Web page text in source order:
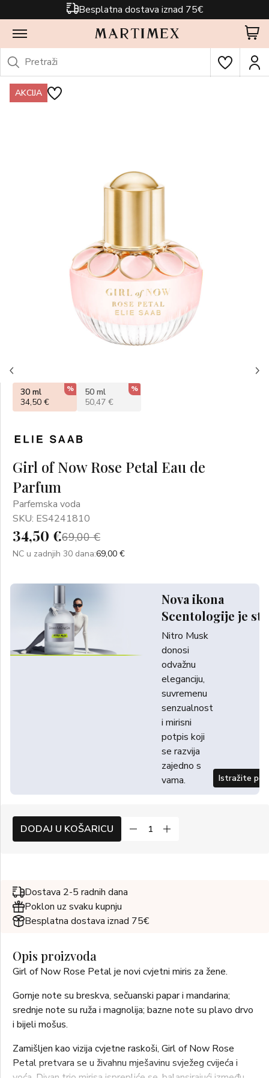
Besplatna dostava iznad 75€
AKCIJA
Girl of Now Rose Petal Eau de
Parfum
Parfemska voda
SKU: ES4241810
34,50 €69,00 €
NC u zadnjih 30 dana:69,00 €
Nova ikona
Scentologije je
Nitro Musk
donosi
odvažnu
eleganciju,
suvremenu
senzualnost
i mirisni
potpis koji
se razvija
zajedno s
vama.
Istražite
30 ml
34,50 €
%
50 ml
50,47 €
%
DODAJ U KOŠARICU
Dostava 2-5 radnih dana
Poklon uz svaku kupnju
Besplatna dostava iznad 75€
Opis proizvoda
Girl of Now Rose Petal je novi cvjetni miris za žene.
Gornje note su breskva, sečuanski papar i mandarina;
srednje note su ruža i magnolija; bazne note su plavo drvo
i bijeli mošus.
Zamišljen kao vizija cvjetne raskoši, Girl of Now Rose
Petal pretvara se u živahnu mješavinu svježeg cvijeća i